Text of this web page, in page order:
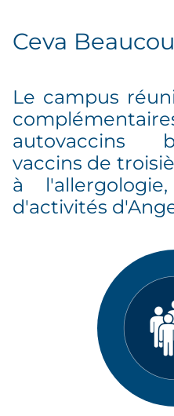
Ceva
Le campus
autovaccins
vaccins de
à
d'activités